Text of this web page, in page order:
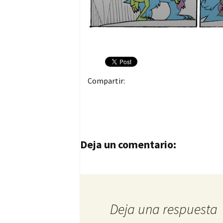
Compartir:
Navegación de
Deja un comentario:
Deja una respuesta